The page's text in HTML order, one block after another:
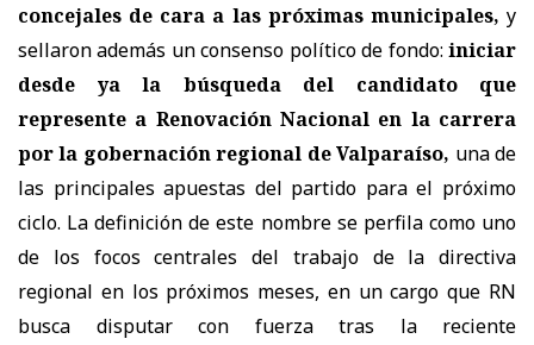
concejales de cara a las próximas municipales, y
sellaron además un consenso político de fondo: iniciar
desde ya la búsqueda del candidato que
represente a Renovación Nacional en la carrera
por la gobernación regional de Valparaíso, una de
las principales apuestas del partido para el próximo
ciclo. La definición de este nombre se perfila como uno
de los focos centrales del trabajo de la directiva
regional en los próximos meses, en un cargo que RN
busca disputar con fuerza tras la reciente